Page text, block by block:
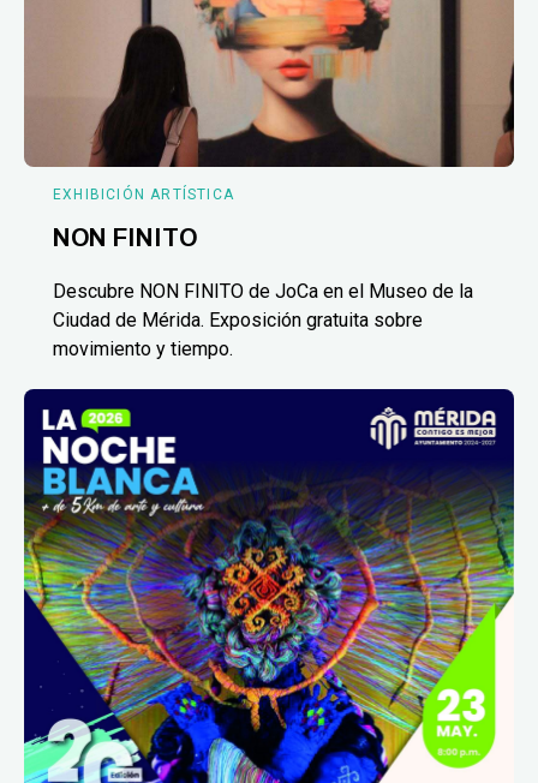
EXHIBICIÓN ARTÍSTICA
NON FINITO
Descubre NON FINITO de JoCa en el Museo de la
Ciudad de Mérida. Exposición gratuita sobre
movimiento y tiempo.